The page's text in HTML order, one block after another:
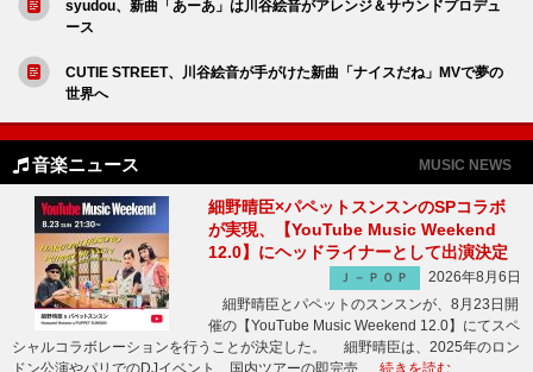
syudou、新曲「あーあ」は川谷絵音がアレンジ＆サウンドプロデュ
ース
CUTIE STREET、川谷絵音が手がけた新曲「ナイスだね」MVで夢の
世界へ
音楽ニュース MUSIC NEWS
細野晴臣×パペットスンスンのSPコラボ
が実現、【YouTube Music Weekend
12.0】にヘッドライナーとして出演決定
Ｊ－ＰＯＰ
2026年8月6日
細野晴臣とパペットのスンスンが、8月23日開
催の【YouTube Music Weekend 12.0】にてスペ
シャルコラボレーションを行うことが決定した。 細野晴臣は、2025年のロン
ドン公演やパリでのDJイベント、国内ツアーの即完売 … 続きを読む